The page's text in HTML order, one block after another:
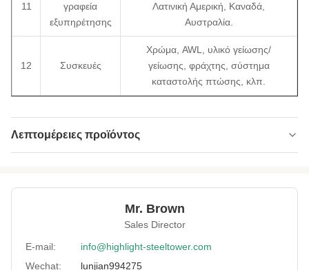
11
γραφεία
εξυπηρέτησης
Λατινική Αμερική, Καναδά,
Αυστραλία.
12 Συσκευές
Χρώμα, AWL, υλικό γείωσης/
γείωσης, φράχτης, σύστημα
καταστολής πτώσης, κλπ.
Λεπτομέρειες προϊόντος
HDG και φλοιός
Advanced
Μηχανή πρέσας 2.400 τόνων και μηχανή
Mr. Brown
Sales Director
E-mail:
info@highlight-steeltower.com
Wechat:
lunjian994275